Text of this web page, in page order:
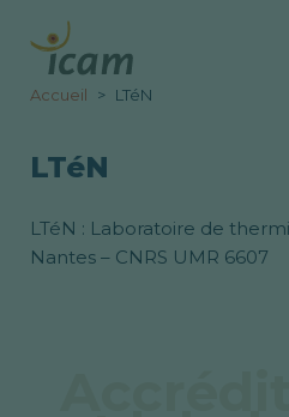
Accueil LTéN
LTéN
LTéN : Laboratoire de
Nantes – CNRS UMR 6607